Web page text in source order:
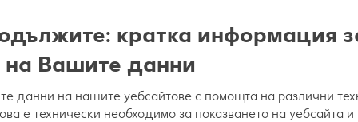
кратка информация
на Вашите данни
данни на нашите уебсайтове с помощта на различни
е технически необходимо за показването на уебсайта и